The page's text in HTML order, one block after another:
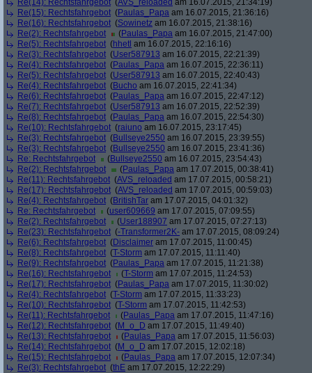
Re(14): Rechtsfahrgebot (AVS_reloaded am 16.07.2015, 21:34:19)
Re(15): Rechtsfahrgebot (Paulas_Papa am 16.07.2015, 21:36:16)
Re(16): Rechtsfahrgebot (Sowinetz am 16.07.2015, 21:38:16)
Re(2): Rechtsfahrgebot
(Paulas_Papa am 16.07.2015, 21:47:00)
Re(5): Rechtsfahrgebot (hhetl am 16.07.2015, 22:16:16)
Re(3): Rechtsfahrgebot (User587913 am 16.07.2015, 22:21:39)
Re(4): Rechtsfahrgebot (Paulas_Papa am 16.07.2015, 22:36:11)
Re(5): Rechtsfahrgebot (User587913 am 16.07.2015, 22:40:43)
Re(4): Rechtsfahrgebot (Bucho am 16.07.2015, 22:41:34)
Re(6): Rechtsfahrgebot (Paulas_Papa am 16.07.2015, 22:47:12)
Re(7): Rechtsfahrgebot (User587913 am 16.07.2015, 22:52:39)
Re(8): Rechtsfahrgebot (Paulas_Papa am 16.07.2015, 22:54:30)
Re(10): Rechtsfahrgebot (raiuno am 16.07.2015, 23:17:45)
Re(3): Rechtsfahrgebot (Bullseye2550 am 16.07.2015, 23:39:55)
Re(3): Rechtsfahrgebot (Bullseye2550 am 16.07.2015, 23:41:36)
Re: Rechtsfahrgebot
(Bullseye2550 am 16.07.2015, 23:54:43)
Re(2): Rechtsfahrgebot
(Paulas_Papa am 17.07.2015, 00:38:41)
Re(11): Rechtsfahrgebot (AVS_reloaded am 17.07.2015, 00:58:21)
Re(17): Rechtsfahrgebot (AVS_reloaded am 17.07.2015, 00:59:03)
Re(4): Rechtsfahrgebot (BritishTar am 17.07.2015, 04:01:32)
Re: Rechtsfahrgebot
(user609669 am 17.07.2015, 07:09:55)
Re(2): Rechtsfahrgebot
(User188907 am 17.07.2015, 07:27:13)
Re(23): Rechtsfahrgebot (-Transformer2K- am 17.07.2015, 08:09:24)
Re(6): Rechtsfahrgebot (Disclaimer am 17.07.2015, 11:00:45)
Re(8): Rechtsfahrgebot (T-Storm am 17.07.2015, 11:11:40)
Re(9): Rechtsfahrgebot (Paulas_Papa am 17.07.2015, 11:21:38)
Re(16): Rechtsfahrgebot
(T-Storm am 17.07.2015, 11:24:53)
Re(17): Rechtsfahrgebot (Paulas_Papa am 17.07.2015, 11:30:02)
Re(4): Rechtsfahrgebot (T-Storm am 17.07.2015, 11:33:23)
Re(10): Rechtsfahrgebot (T-Storm am 17.07.2015, 11:42:53)
Re(11): Rechtsfahrgebot
(Paulas_Papa am 17.07.2015, 11:47:16)
Re(12): Rechtsfahrgebot (M_o_D am 17.07.2015, 11:49:40)
Re(13): Rechtsfahrgebot
(Paulas_Papa am 17.07.2015, 11:56:03)
Re(14): Rechtsfahrgebot (M_o_D am 17.07.2015, 12:02:18)
Re(15): Rechtsfahrgebot
(Paulas_Papa am 17.07.2015, 12:07:34)
Re(3): Rechtsfahrgebot (thE am 17.07.2015, 12:22:29)